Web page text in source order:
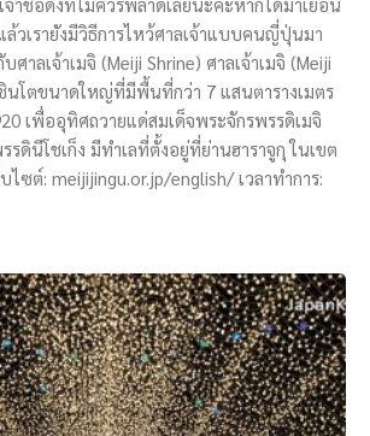
วเรายังมีวิธีการไหว้ศาลเจ้าแบบคนญี่ปุ่นมา
ศาลเจ้าเมจิ (Meiji Shrine) ศาลเจ้าเมจิ (Meiji
นโตขนาดใหญ่ที่มีพื้นที่กว่า 7 แสนตารางเมตร
เพื่ออุทิศถวายแด่สมเด็จพระจักรพรรดิเมจิ
รดินีโชเก็ง มีทำเลที่ตั้งอยู่ที่ย่านฮาราจูกุ ในเขต
ไซต์: meijijingu.or.jp/english/ เวลาทำการ: